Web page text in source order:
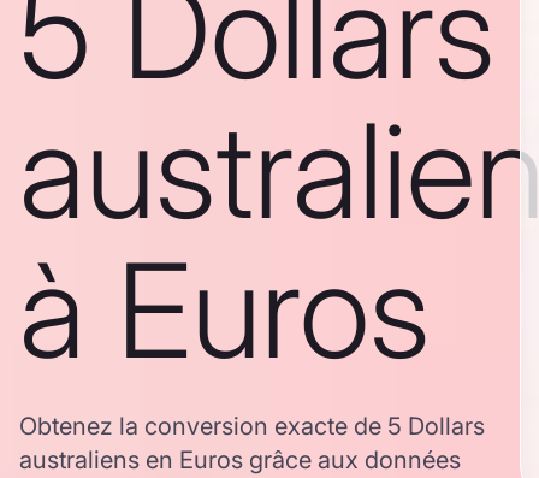
à Euros
Obtenez la conversion exacte de 5 Dollars
australiens en Euros grâce aux données